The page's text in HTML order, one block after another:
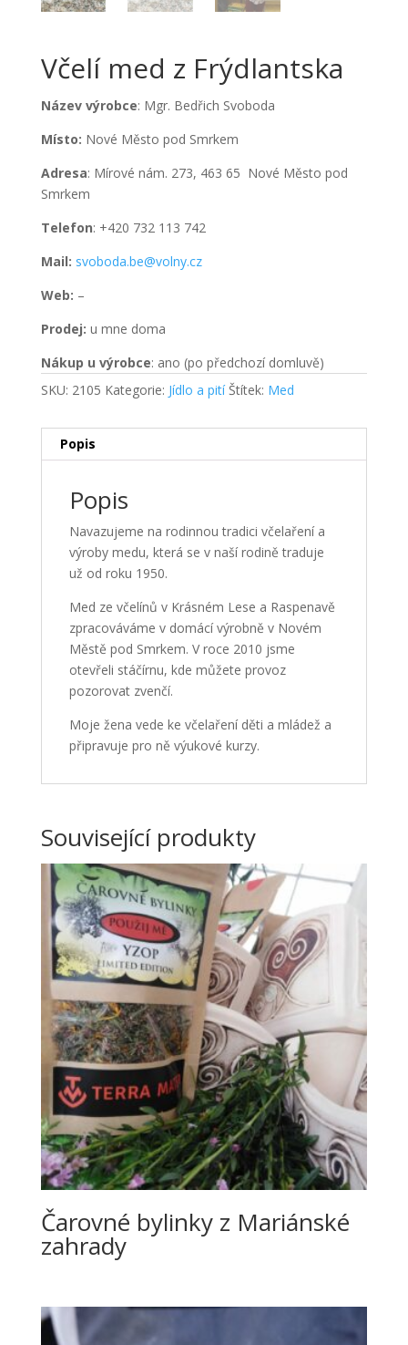
Včelí med z Frýdlantska
Název výrobce: Mgr. Bedřich Svoboda
Místo: Nové Město pod Smrkem
Adresa: Mírové nám. 273, 463 65 Nové Město pod
Smrkem
Telefon: +420 732 113 742
Mail: svoboda.be@volny.cz
Web: –
Prodej: u mne doma
Nákup u výrobce: ano (po předchozí domluvě)
SKU: 2105 Kategorie: Jídlo a pití Štítek: Med
Popis
Popis
Navazujeme na rodinnou tradici včelaření a
výroby medu, která se v naší rodině traduje
už od roku 1950.
Med ze včelínů v Krásném Lese a Raspenavě
zpracováváme v domácí výrobně v Novém
Městě pod Smrkem. V roce 2010 jsme
otevřeli stáčírnu, kde můžete provoz
pozorovat zvenčí.
Moje žena vede ke včelaření děti a mládež a
připravuje pro ně výukové kurzy.
Související produkty
Čarovné bylinky z Mariánské
zahrady